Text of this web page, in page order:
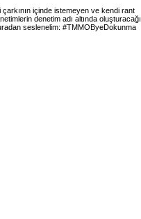
içinde istemeyen ve kendi rant
denetim adı altında oluşturacağı
seslenelim: #TMMOByeDokunma